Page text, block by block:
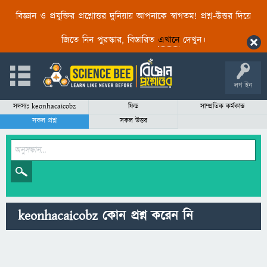
বিজ্ঞান ও প্রযুক্তির প্রশ্নোত্তর দুনিয়ায় আপনাকে স্বাগতম! প্রশ্ন-উত্তর দিয়ে
জিতে নিন পুরস্কার, বিস্তারিত এখানেদেখুন।
লগ ইন
সদস্যঃ keonhacaicobz ফিড
সাম্প্রতিক কর্মকান্ড
সকল প্রশ্ন
সকল উত্তর
keonhacaicobz কোন প্রশ্ন করেন নি